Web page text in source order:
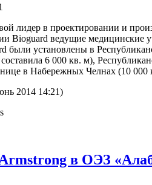
лидер в проектировании и
Bioguard ведущие медицинские
были установлены в
6 000 кв. м),
в Набережных Челнах (10 000
2014 14:21)
в ОЭЗ